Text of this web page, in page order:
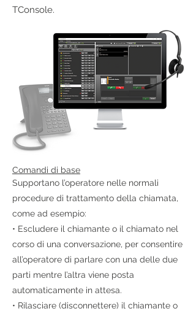
TConsole.
Comandi di base
Supportano l’operatore nelle normali
procedure di trattamento della chiamata,
come ad esempio:
• Escludere il chiamante o il chiamato nel
corso di una conversazione, per consentire
all’operatore di parlare con una delle due
parti mentre l’altra viene posta
automaticamente in attesa.
• Rilasciare (disconnettere) il chiamante o